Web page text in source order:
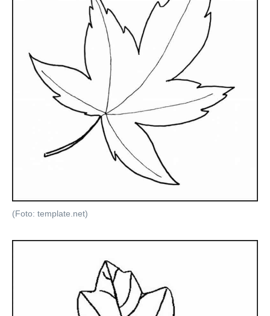
(Foto: template.net)